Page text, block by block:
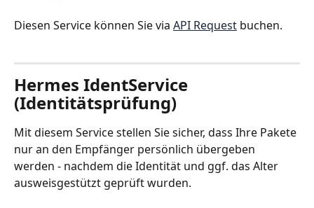
Diesen Service können Sie via API Request buchen.
Hermes IdentService
(Identitätsprüfung)
Mit diesem Service stellen Sie sicher, dass Ihre Pakete
nur an den Empfänger persönlich übergeben
werden - nachdem die Identität und ggf. das Alter
ausweisgestützt geprüft wurden.